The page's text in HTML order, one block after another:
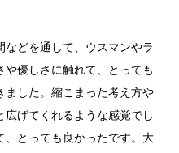
どを通して、ウスマンやラ
優しさに触れて、とっても
ました。縮こまった考え方や
げてくれるような感覚でし
、とっても良かったです。大